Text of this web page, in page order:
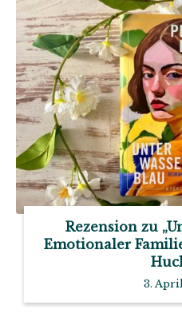
Rezension zu
Emotionaler
3.